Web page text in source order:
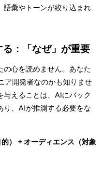
語彙やトーンが絞り込まれ
：「なぜ」が重要
の心を読めません。あなた
ア開発者なのかも知りませ
与えることは、AIにバック
り、AIが推測する必要をな
） + オーディエンス（対象